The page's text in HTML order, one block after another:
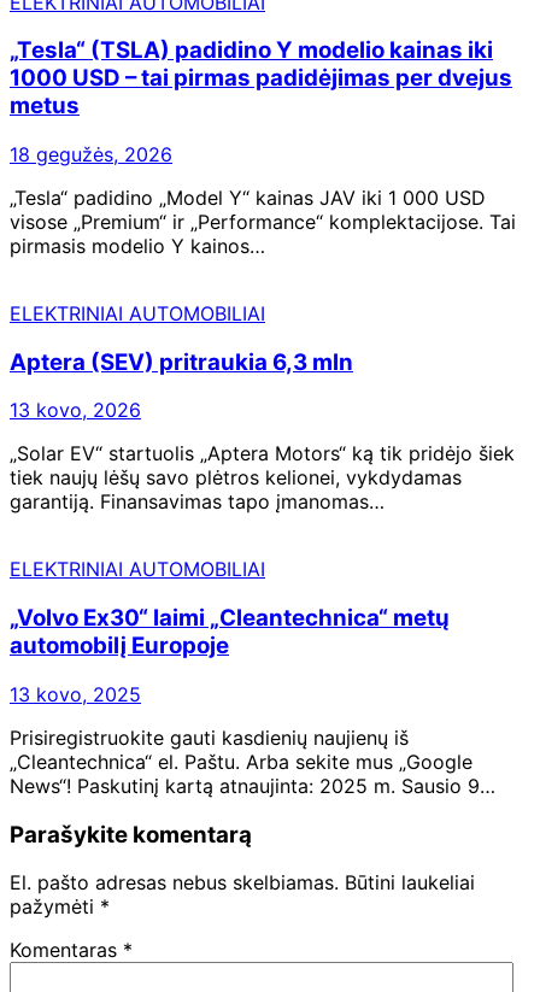
„Tesla“ (TSLA) padidino Y modelio kainas iki
1000 USD – tai pirmas padidėjimas per dvejus
metus
18 gegužės, 2026
„Tesla“ padidino „Model Y“ kainas JAV iki 1 000 USD
visose „Premium“ ir „Performance“ komplektacijose. Tai
pirmasis modelio Y kainos…
ELEKTRINIAI AUTOMOBILIAI
Aptera (SEV) pritraukia 6,3 mln
13 kovo, 2026
„Solar EV“ startuolis „Aptera Motors“ ką tik pridėjo šiek
tiek naujų lėšų savo plėtros kelionei, vykdydamas
garantiją. Finansavimas tapo įmanomas…
ELEKTRINIAI AUTOMOBILIAI
„Volvo Ex30“ laimi „Cleantechnica“ metų
automobilį Europoje
13 kovo, 2025
Prisiregistruokite gauti kasdienių naujienų iš
„Cleantechnica“ el. Paštu. Arba sekite mus „Google
News“! Paskutinį kartą atnaujinta: 2025 m. Sausio 9…
Parašykite komentarą
El. pašto adresas nebus skelbiamas. Būtini laukeliai
pažymėti *
Komentaras *